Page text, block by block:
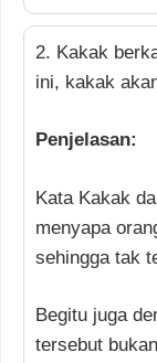
2. Kakak
ini, kakak
Penjelasan:
Kata Kakak
menyapa
sehingga tak
Begitu juga
tersebut